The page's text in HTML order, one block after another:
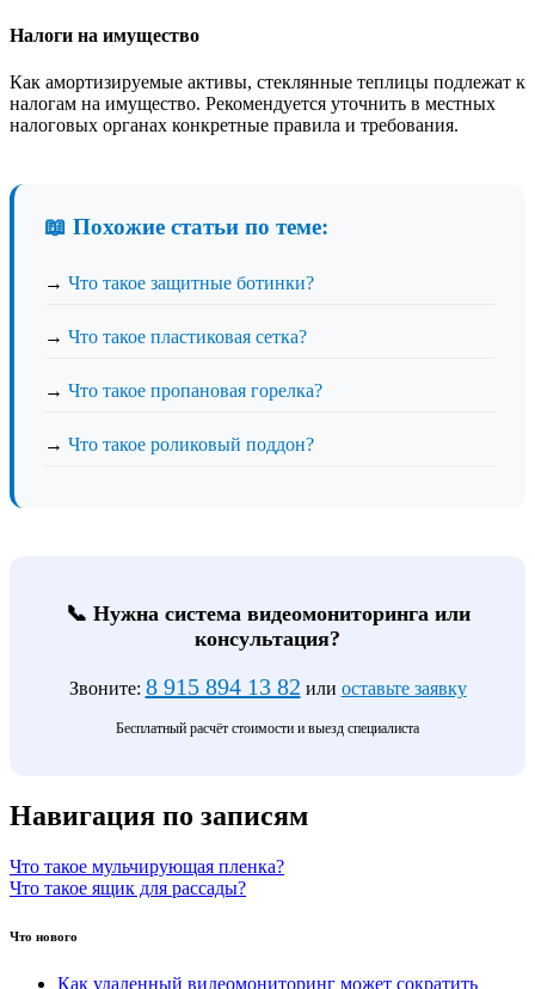
Налоги на имущество
Как амортизируемые активы, стеклянные теплицы подлежат к
налогам на имущество. Рекомендуется уточнить в местных
налоговых органах конкретные правила и требования.
📖 Похожие статьи по теме:
→ Что такое защитные ботинки?
→ Что такое пластиковая сетка?
→ Что такое пропановая горелка?
→ Что такое роликовый поддон?
📞 Нужна система видеомониторинга или
консультация?
Звоните: 8 915 894 13 82 или оставьте заявку
Бесплатный расчёт стоимости и выезд специалиста
Навигация по записям
Что такое мульчирующая пленка?
Что такое ящик для рассады?
Что нового
Как удаленный видеомониторинг может сократить